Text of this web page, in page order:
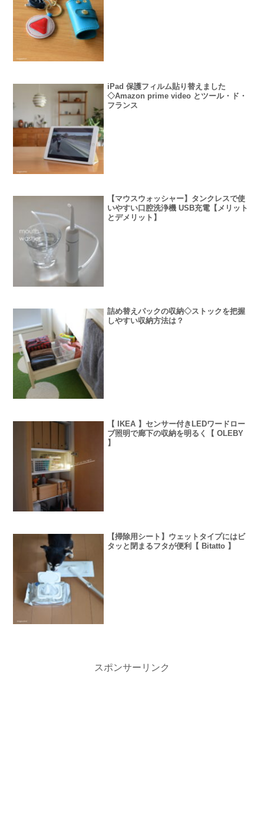
iPad 保護フィルム貼り替えました
◇Amazon prime video とツール・ド・
フランス
【マウスウォッシャー】タンクレスで使
いやすい口腔洗浄機 USB充電【メリット
とデメリット】
詰め替えパックの収納◇ストックを把握
しやすい収納方法は？
【 IKEA 】センサー付きLEDワードロー
ブ照明で廊下の収納を明るく【 OLEBY
】
【掃除用シート】ウェットタイプにはビ
タッと閉まるフタが便利【 Bitatto 】
スポンサーリンク